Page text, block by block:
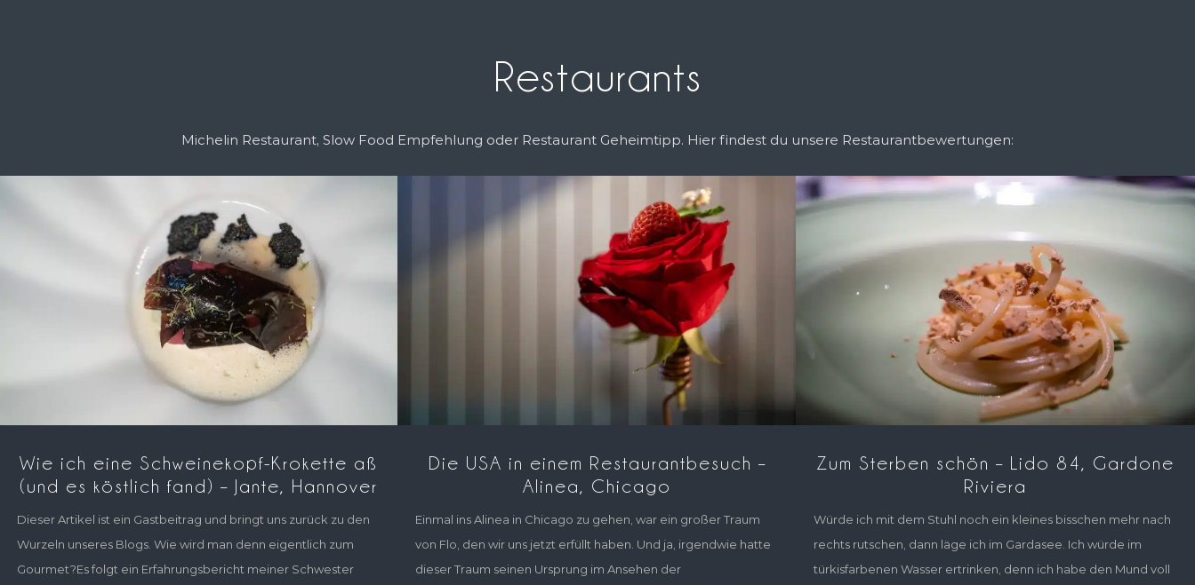
Restaurants
Michelin Restaurant, Slow Food Empfehlung oder Restaurant Geheimtipp. Hier findest du unsere Restaurantbewertungen:
Wie ich eine Schweinekopf-Krokette aß
(und es köstlich fand) – Jante, Hannover
Dieser Artikel ist ein Gastbeitrag und bringt uns zurück zu den
Wurzeln unseres Blogs. Wie wird man denn eigentlich zum
Gourmet?Es folgt ein Erfahrungsbericht meiner Schwester
Die USA in einem Restaurantbesuch –
Alinea, Chicago
Einmal ins Alinea in Chicago zu gehen, war ein großer Traum
von Flo, den wir uns jetzt erfüllt haben. Und ja, irgendwie hatte
dieser Traum seinen Ursprung im Ansehen der
Zum Sterben schön – Lido 84, Gardone
Riviera
Würde ich mit dem Stuhl noch ein kleines bisschen mehr nach
rechts rutschen, dann läge ich im Gardasee. Ich würde im
türkisfarbenen Wasser ertrinken, denn ich habe den Mund voll